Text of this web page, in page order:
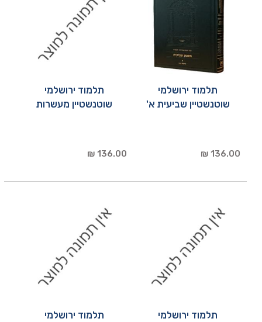
תלמוד ירושלמי
שוטנשטיין שביעית א'
136.00 ₪
תלמוד ירושלמי
שוטנשטיין מעשרות
136.00 ₪
תלמוד ירושלמי
תלמוד ירושלמי